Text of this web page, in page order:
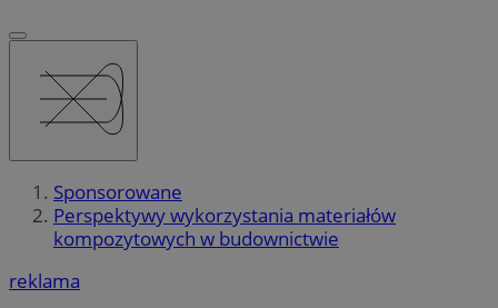
Sponsorowane
Perspektywy wykorzystania materiałów
kompozytowych w budownictwie
reklama